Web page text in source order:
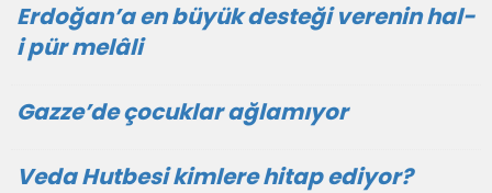
Erdoğan’a en büyük desteği verenin hal-
i pür melâli
Gazze’de çocuklar ağlamıyor
Veda Hutbesi kimlere hitap ediyor?